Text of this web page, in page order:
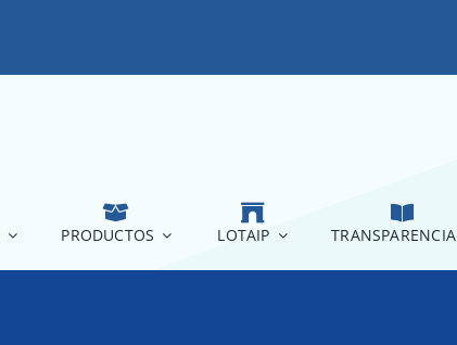
PRODUCTOS LOTAIP TRANSPARENCIA